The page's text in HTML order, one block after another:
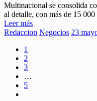
Multinacional se consolida
al detalle, con más de 15 000
Leer más
Redaccion Negocios 23
1
2
3
…
5